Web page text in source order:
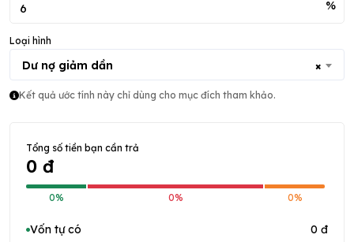
%
Loại hình
×
Dư nợ giảm dần
Kết quả ước tính này chỉ dùng cho mục đích tham khảo.
Tổng số tiền bạn cần trả
0 đ
0% 0% 0%
Vốn tự có
0 đ